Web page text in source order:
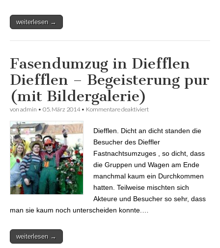
weiterlesen →
Fasendumzug in Diefflen
Diefflen – Begeisterung pur
(mit Bildergalerie)
von admin • 05. März 2014• Kommentare deaktiviert
Bildergalerie)
Diefflen. Dicht an dicht standen die
Besucher des Dieffler
Fastnachtsumzuges , so dicht, dass
die Gruppen und Wagen am Ende
manchmal kaum ein Durchkommen
hatten. Teilweise mischten sich
Akteure und Besucher so sehr, dass
man sie kaum noch unterscheiden konnte.…
weiterlesen →